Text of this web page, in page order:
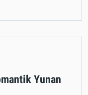
Yunan